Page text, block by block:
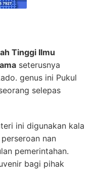
Tinggi Ilmu
seterusnya
genus ini Pukul
selepas
ini digunakan kala
nan
pemerintahan.
bagi pihak